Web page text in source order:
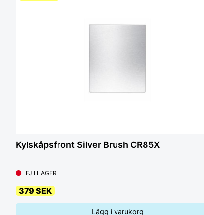
Kylskåpsfront Silver Brush CR85X
EJ I LAGER
379 SEK
Lägg i varukorg